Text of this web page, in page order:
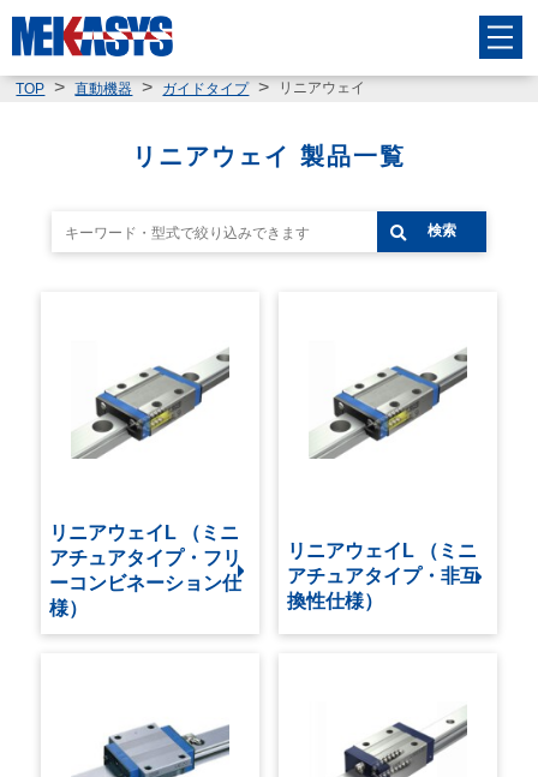
TOP 直動機器 ガイドタイプ リニアウェイ
リニアウェイ 製品一覧
検索
リニアウェイL （ミニ
アチュアタイプ・フリ
ーコンビネーション仕
様）
リニアウェイL （ミニ
アチュアタイプ・非互
換性仕様）